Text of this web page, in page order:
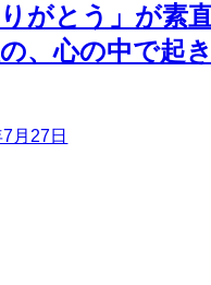
りがとう」が素
、心の中で起
月27日